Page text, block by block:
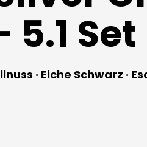
5.1 Set
· Eiche Schwarz ·